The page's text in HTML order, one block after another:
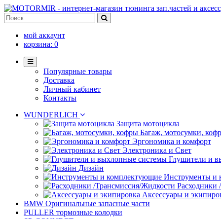
мой аккаунт
корзина: 0
Популярные товары
Доставка
Личный кабинет
Контакты
WUNDERLICH
Защита мотоцикла
Багаж, мотосумки,
Эргономика и комфорт
Электроника и Свет
Глушители и
Дизайн
Инструменты и
Расходники
Аксессуары и
BMW Оригинальные запасные части
PULLER тормозные колодки